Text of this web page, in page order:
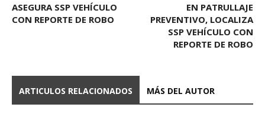
ASEGURA SSP VEHÍCULO
CON REPORTE DE ROBO
EN PATRULLAJE
PREVENTIVO, LOCALIZA
SSP VEHÍCULO CON
REPORTE DE ROBO
ARTICULOS RELACIONADOS MÁS DEL AUTOR